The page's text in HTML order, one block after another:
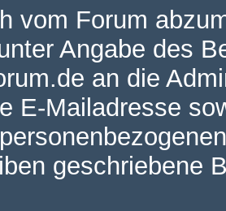
vom Forum
Angabe des
an die
E-Mailadresse
geschriebene